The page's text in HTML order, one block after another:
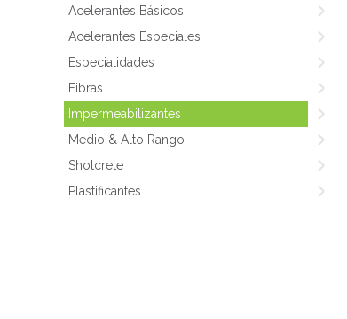
Acelerantes Básicos
Acelerantes Especiales
Especialidades
Fibras
Impermeabilizantes
Medio & Alto Rango
Shotcrete
Plastificantes